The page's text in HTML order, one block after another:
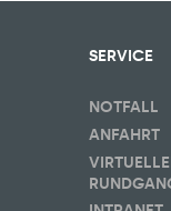
SERVICE
NOTFALL
ANFAHRT